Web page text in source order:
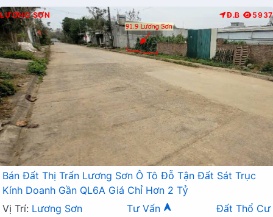
LƯƠNG SƠN Đ.B 5937
Bán Đất Thị Trấn Lương Sơn Ô Tô Đỗ Tận Đất Sát Trục
Kính Doanh Gần QL6A Giá Chỉ Hơn 2 Tỷ
Vị Trí: Lương Sơn Tư Vấn
Đất Thổ Cư